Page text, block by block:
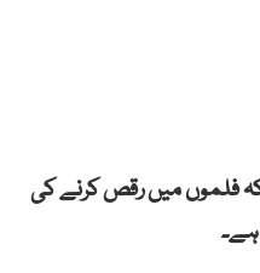
فلموں میں رقص کرنے کی
ہے۔